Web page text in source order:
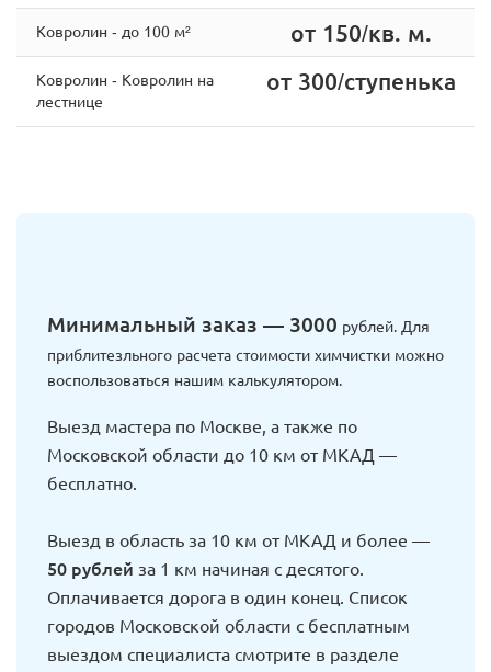
Ковролин - до 100 м² от 150/кв. м.
Ковролин - Ковролин на
лестнице
от 300/ступенька
Минимальный заказ — 3000 рублей. Для
приблитезльного расчета стоимости химчистки можно
воспользоваться нашим калькулятором.
Выезд мастера по Москве, а также по
Московской области до 10 км от МКАД —
бесплатно.
Выезд в область за 10 км от МКАД и более —
50 рублей за 1 км начиная с десятого.
Оплачивается дорога в один конец. Список
городов Московской области с бесплатным
выездом специалиста смотрите в разделе